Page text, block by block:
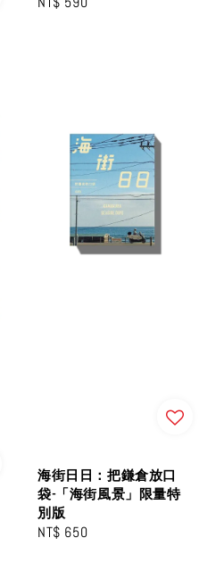
海街日日：把鎌倉放口
袋-「海街風景」限量特
別版
Regular
NT$ 650